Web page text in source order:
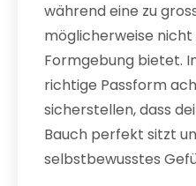
während eine zu
möglicherweise
Formgebung bietet.
richtige Passform
sicherstellen, dass
Bauch perfekt sitzt
selbstbewusstes